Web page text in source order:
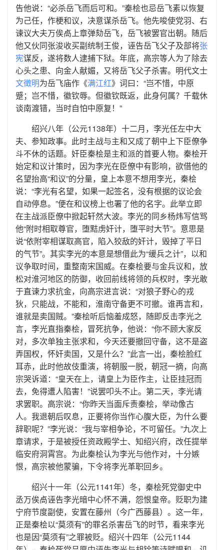
告他说：“必杀岳飞而后可和。”秦桧也忌岳飞素以恢复
为己任，作梗和议，决意谋杀岳飞。他先唆使党羽、右
谏议大夫万俟卨上章弹劾岳飞，岳飞被罢官出朝。随后
他又伙同张浚收买副统制王俊，诬告岳飞父子及部将张
宪谋反，遂将数人逮捕下狱。年底，高宗等人为了除去
心头之患、向金人献媚，又将岳飞父子杀害。明代文士
文徵明为岳飞庙作《满江红》词曰：“岂不惜，中原
蹙；岂不惜，徽钦辱。但徽钦既返，此身何属？千载休
谈南渡错，当时自怕中原复！”
绍兴八年（公元1138年）十二月，李光任左中大
夫、参知政事。此时主战与主和又成了朝中上下臣僚争
斗不休的话题。奸臣秦桧是主和派的首要人物。秦桧开
始定和议计策时，因为李光在臣僚中有影响，欲借他的
名望抬高“和议”的分量，皇上本意不想用李光，秦桧
说：“李光有名望，如果一起签名，没有根据的议论会
自动停息。”便在和议榜上也署了他的名字。此举立即
在主战派臣僚中掀起轩然大波。李光的同乡杨炜写信骂
他“附时相取尊官，堕黠虏奸计，堕平时大节”。意思是
说“依附宰相谋取高官，陷入狡敌的奸计，毁掉了平日
的气节”。其实李光的本意是想借此为“缓兵之计”，以和
议争取时间，重整南宋国威。在秦桧要与金兵议和，放
松对淮河地区的防御，收回前线将领的兵权时，李光敢
于直谏力求抗金，向高宗进言说：“对狼子野心的戎
狄，只能战，不能和，淮南守备更不可撤。谁再言和，
谁就是卖国贼。”秦桧听后恼羞成怒，随即反击李光之
言，李光直指秦桧，冒死抗争，他说：“你不顾大家反
对，多次单独主张求和，今天还要撤回守备，这不是盗
弄国权，怀奸卖国，又是什么？”此言一出，秦桧脸红
耳赤，此时他故伎重演，将朝服一脱，朝冠一摘，向高
宗哭诉道：“皇天在上，请皇上为臣作主，让臣挂冠而
去，免得遭人陷害！”说罢叩头不止。第二天，李光请
求罢职。高宗说：“你昨天当面斥责秦桧，举动像古
人。我退朝后叹息，正要将你当作心腹大臣，为什么要
辞职呢？”李光说：“我与宰相争论，不可留任。”九次上
章请求，于是被授任资政殿学士、知绍兴府，改任提举
临安府洞霄宫。为此秦桧认为李光与他作对，十分嫉
恨，高宗被他蒙骗，下令将李光革职回乡。
绍兴十一年（公元1141年）冬，秦桧死党御史中
丞万俟卨诬告李光暗中心怀不满，怨恨皇帝。贬职为建
宁府节度副使，安置在藤州（今广西藤县）。这一年，
正是秦桧以“莫须有”的罪名杀害岳飞的时节，看来李光
也是因“莫须有”之罪被贬。绍兴十四年（公元1144